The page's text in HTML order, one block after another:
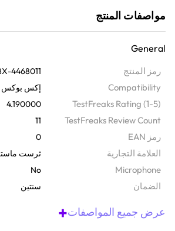
نظرة عامة
ابدأ رحلتك في السباق مع عجلة القيادة هذه. تتميز
ودواسة واقعية تُشعرك وكأنك خلف عجلة القيادة.
الطويلة.
مواصفات المنتج
General
رمز المنتج 4468011-T128X
Compatibility إكس بوكس
TestFreaks Rating (1-5)
4.190000
TestFreaks Review Count
11
رمز EAN 0
‫العلامة التجارية ثرست
Microphone
No
الضمان‬ سنتين
عرض جميع المواصفات+